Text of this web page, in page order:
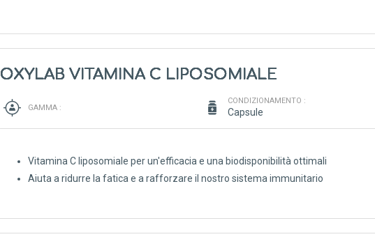
OXYLAB VITAMINA C LIPOSOMIALE
GAMMA :
CONDIZIONAMENTO :
Capsule
Vitamina C liposomiale per un'efficacia e una biodisponibilità ottimali
Aiuta a ridurre la fatica e a rafforzare il nostro sistema immunitario